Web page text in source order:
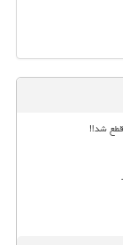
قطع شد!!